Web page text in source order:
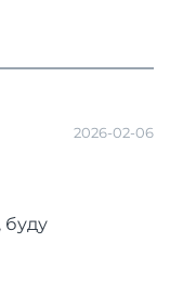
2026-02-06
буду